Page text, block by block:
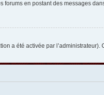
en postant des messages
a été activée par